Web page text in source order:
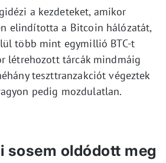
a kezdeteket, amikor
elindította a Bitcoin hálózatát,
több mint egymillió BTC-t
létrehozott tárcák mindmáig
teszttranzakciót végeztek
pedig mozdulatlan.
sosem oldódott meg